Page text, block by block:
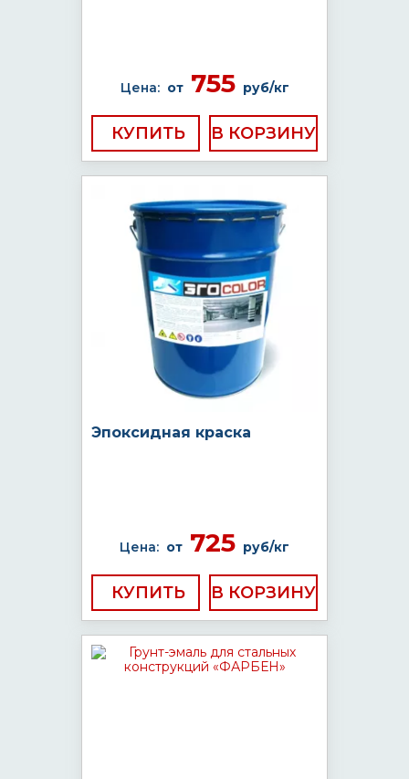
Цена: от755 руб/кг
КУПИТЬ
Эпоксидная краска
Цена: от 725 руб/кг
КУПИТЬ